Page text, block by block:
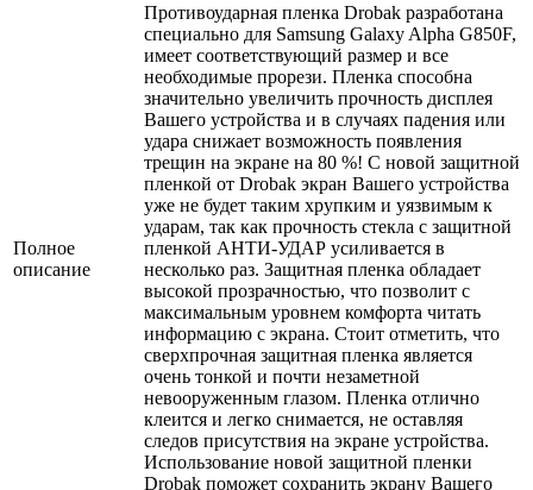
Полное
описание
Противоударная пленка Drobak разработана
специально для Samsung Galaxy Alpha G850F,
имеет соответствующий размер и все
необходимые прорези. Пленка способна
значительно увеличить прочность дисплея
Вашего устройства и в случаях падения или
удара снижает возможность появления
трещин на экране на 80 %! С новой защитной
пленкой от Drobak экран Вашего устройства
уже не будет таким хрупким и уязвимым к
ударам, так как прочность стекла с защитной
пленкой АНТИ-УДАР усиливается в
несколько раз. Защитная пленка обладает
высокой прозрачностью, что позволит с
максимальным уровнем комфорта читать
информацию с экрана. Стоит отметить, что
сверхпрочная защитная пленка является
очень тонкой и почти незаметной
невооруженным глазом. Пленка отлично
клеится и легко снимается, не оставляя
следов присутствия на экране устройства.
Использование новой защитной пленки
Drobak поможет сохранить экрану Вашего